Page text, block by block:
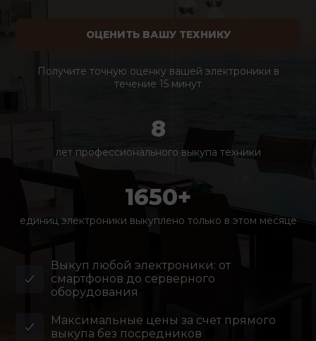
ОЦЕНИТЬ ВАШУ ТЕХНИКУ
Получите точную оценку вашей электроники в
течение 15 минут
8
лет профессионального выкупа техники
1650+
единиц электроники выкуплено только в этом месяце
Выкуп любой электроники: от
смартфонов до серверного
оборудования
Максимальные цены за счет прямого
выкупа без посредников